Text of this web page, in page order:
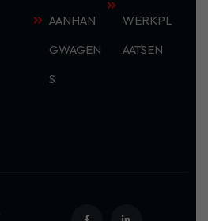
AANHAN
GWAGEN
S
WERKPL
AATSEN